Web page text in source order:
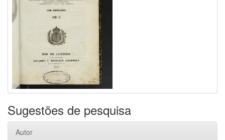
Sugestões de pesquisa
Autor